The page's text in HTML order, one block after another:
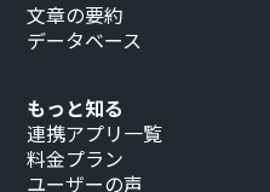
もっと知る
連携アプリ一覧
料金プラン
ユーザーの声
文章の要約
データベース